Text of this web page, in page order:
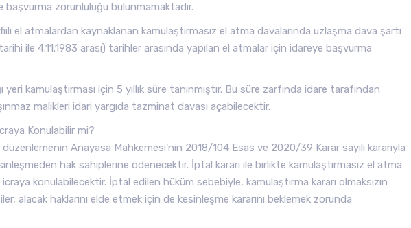
zorunluluğu bulunmamaktadır.
el atmalardan kaynaklanan kamulaştırmasız el atma davalarında uzlaşma dava şartı
ile 4.11.1983 arası) tarihler arasında yapılan el atmalar için idareye başvurma
kamulaştırması için 5 yıllık süre tanınmıştır. Bu süre zarfında idare tarafından
malikleri idari yargıda tazminat davası açabilecektir.
Konulabilir mi?
Anayasa Mahkemesi’nin 2018/104 Esas ve 2020/39 Karar sayılı kararıyla
hak sahiplerine ödenecektir. İptal kararı ile birlikte kamulaştırmasız el atma
konulabilecektir. İptal edilen hüküm sebebiyle, kamulaştırma kararı olmaksızın
alacak haklarını elde etmek için de kesinleşme kararını beklemek zorunda